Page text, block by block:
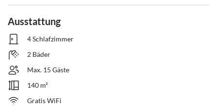
Ausstattung
4 Schlafzimmer
2 Bäder
Max. 15 Gäste
140 m²
Gratis WiFi